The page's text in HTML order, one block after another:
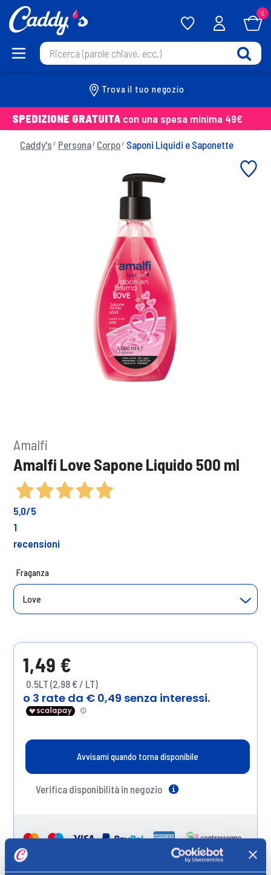
0
Trova il tuo negozio
SPEDIZIONE GRATUITA con una spesa minima 49€
Caddy's Persona Corpo Saponi Liquidi e Saponette
Amalfi
Amalfi Love Sapone Liquido 500 ml
5,0/5
1
recensioni
Fraganza
Love
1,49 €
0.5LT (2,98 € / LT)
Avvisami quando torna disponibile
Verifica disponibilità in negozio